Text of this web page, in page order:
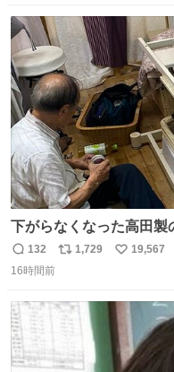
かできたらなぁと思いま
ト
数
数
下がらなくなった高田製の電動
は、完全に見放されたんですが、 見事に85
した。 うちの父は、トヨタカローラのボディをオート生産
の配線をハンダで修理し
返
信
132
リ
ト
1,729
い
19,567
16時間前